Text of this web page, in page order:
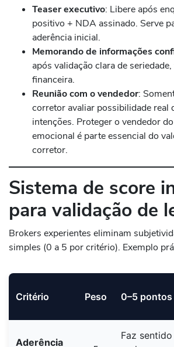
Teaser executivo: Libere após
positivo + NDA assinado. Serve
aderência inicial.
Memorando de informações
após validação clara de
financeira.
Reunião com o vendedor:
corretor avaliar possibilidade real
intenções. Proteger o vendedor
emocional é parte essencial do
corretor.
Sistema de score
para validação de
Brokers experientes eliminam
simples (0 a 5 por critério). Exemplo
Critério Peso 0–5 pontos
Aderência
Faz sentido